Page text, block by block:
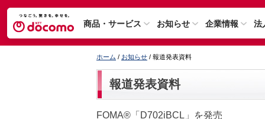
商品・サービス お知らせ 企業情報 法
ホーム / お知らせ / 報道発表資料
報道発表資料
FOMA®「D702iBCL」を発売